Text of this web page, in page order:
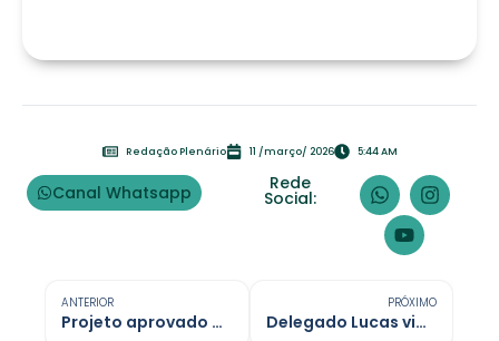
Redação Plenário 11 /março/ 2026 5:44 AM
Canal Whatsapp Rede
Social:
ANTERIOR
Projeto aprovado na Alero não perdoa dívidas e muda cobrança tributária
PRÓXIMO
Delegado Lucas viabiliza veículo para pacientes em hemodiálise em Triunfo